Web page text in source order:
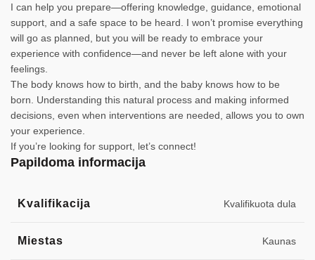
I can help you prepare—offering knowledge, guidance, emotional
support, and a safe space to be heard. I won’t promise everything
will go as planned, but you will be ready to embrace your
experience with confidence—and never be left alone with your
feelings.
The body knows how to birth, and the baby knows how to be
born. Understanding this natural process and making informed
decisions, even when interventions are needed, allows you to own
your experience.
If you’re looking for support, let’s connect!
Papildoma informacija
Kvalifikacija Kvalifikuota dula
Miestas Kaunas